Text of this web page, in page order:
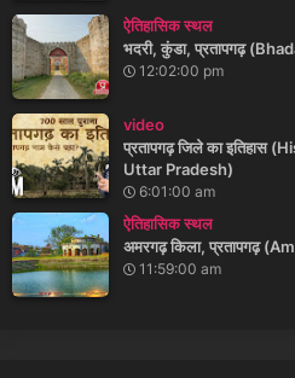
ऐतिहासिक स्थल
भदरी, कुंडा, प्रतापगढ़
12:02:00 pm
video
प्रतापगढ़ जिले का
Uttar Pradesh)
6:01:00 am
ऐतिहासिक स्थल
अमरगढ़ किला, प्रतापगढ़
11:59:00 am